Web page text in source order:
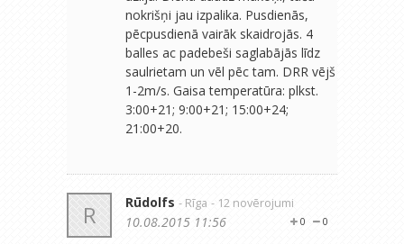
nokrišņi jau izpalika. Pusdienās,
pēcpusdienā vairāk skaidrojās. 4
balles ac padebeši saglabājās līdz
saulrietam un vēl pēc tam. DRR vējš
1-2m/s. Gaisa temperatūra: plkst.
3:00+21; 9:00+21; 15:00+24;
21:00+20.
R Rūdolfs - Rīga - 12 novērojumi
0
0
10.08.2015 11:56